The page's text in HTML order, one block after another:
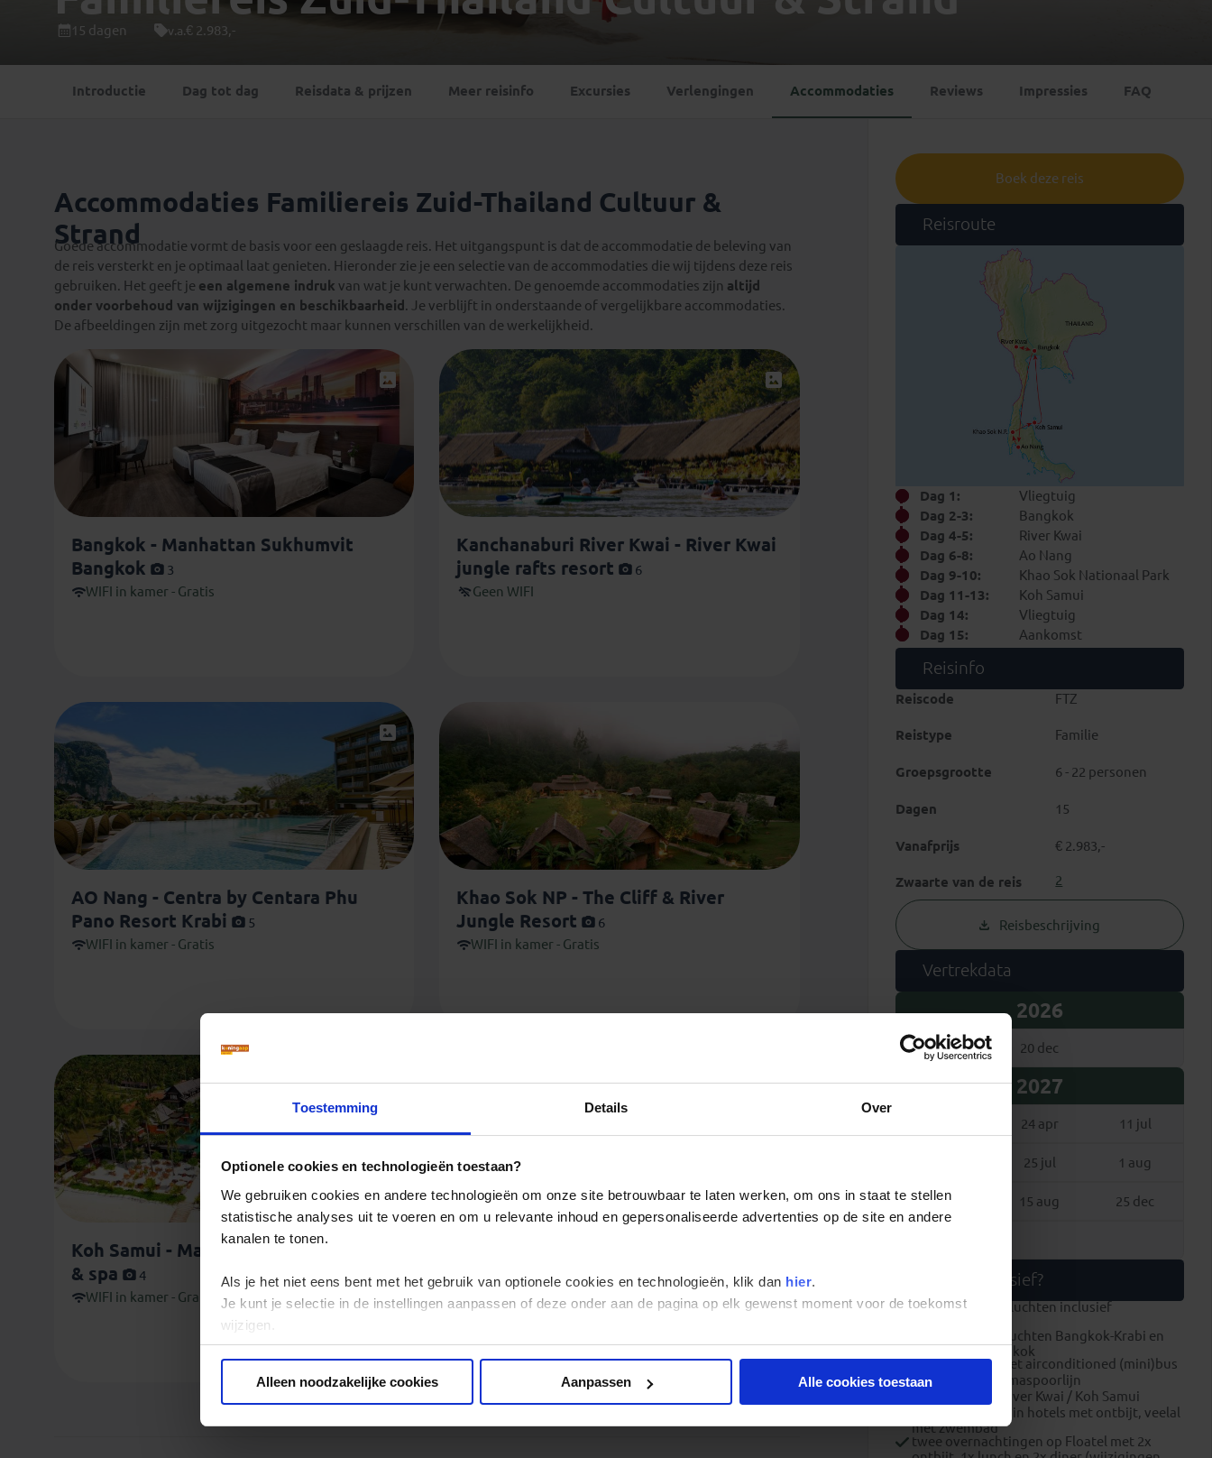
Toestemming Details Over
Optionele cookies en technologieën toestaan?
We gebruiken cookies en andere technologieën om onze site betrouwbaar te laten werken, om ons in staat te stellen
statistische analyses uit te voeren en om u relevante inhoud en gepersonaliseerde advertenties op de site en andere
kanalen te tonen.
Als je het niet eens bent met het gebruik van optionele cookies en technologieën, klik dan hier.
Je kunt je selectie in de instellingen aanpassen of deze onder aan de pagina op elk gewenst moment voor de toekomst
wijzigen.
Alleen noodzakelijke cookies
Aanpassen Alle cookies toestaan
(1)
Singapore(1)
Thailand (8)
(3)
Tanzania
(1)
Mexico (4)
Suriname(1)
Georgië
(4)
Kroatië
(2)
Montenegro
Noord-Macedonië(1)
Emiraten
15 dagen v.a.€ 2.983,-
Introductie Dag tot dag Reisdata & prijzen Meer reisinfo Excursies Verlengingen Accommodaties Reviews Impressies FAQ
Accommodaties Familiereis Zuid-Thailand Cultuur &
Strand
Goede accommodatie vormt de basis voor een geslaagde reis. Het uitgangspunt is dat de accommodatie de beleving van
de reis versterkt en je optimaal laat genieten. Hieronder zie je een selectie van de accommodaties die wij tijdens deze reis
gebruiken. Het geeft je een algemene indruk van wat je kunt verwachten. De genoemde accommodaties zijn altijd
onder voorbehoud van wijzigingen en beschikbaarheid . Je verblijft in onderstaande of vergelijkbare accommodaties.
De afbeeldingen zijn met zorg uitgezocht maar kunnen verschillen van de werkelijkheid.
Bangkok - Manhattan Sukhumvit
Bangkok
3
WIFI in kamer - Gratis
Kanchanaburi River Kwai - River Kwai
jungle rafts resort
6
Geen WIFI
AO Nang - Centra by Centara Phu
Pano Resort Krabi
5
WIFI in kamer - Gratis
Khao Sok NP - The Cliff & River
Jungle Resort
6
WIFI in kamer - Gratis
Koh Samui - Mai Samui Beach Resort
& spa
4
WIFI in kamer - Gratis
Boek deze reis
Reisroute
Dag 1:
Vliegtuig
Dag 2-3:
Bangkok
Dag 4-5:
River Kwai
Dag 6-8:
Ao Nang
Dag 9-10:
Khao Sok Nationaal Park
Dag 11-13:
Koh Samui
Dag 14:
Vliegtuig
Dag 15:
Aankomst
Reisinfo
Reiscode FTZ
Reistype Familie
Groepsgrootte 6 - 22 personen
Dagen 15
Vanafprijs € 2.983,-
Zwaarte van de reis 2
Reisbeschrijving
Vertrekdata
2026
9 aug 20 dec
2027
24 apr 11 jul
25 jul 1 aug
8 aug 15 aug 25 dec
Wat is inclusief?
internationale vluchten inclusief
binnenlandse vluchten Bangkok-Krabi en
Koh Samui-Bangkok
alle transport met airconditioned (mini)bus
treinrit over Birmaspoorlijn
boottransfers River Kwai / Koh Samui
overnachtingen in hotels met ontbijt, veelal
met zwembad
twee overnachtingen op Floatel met 2x